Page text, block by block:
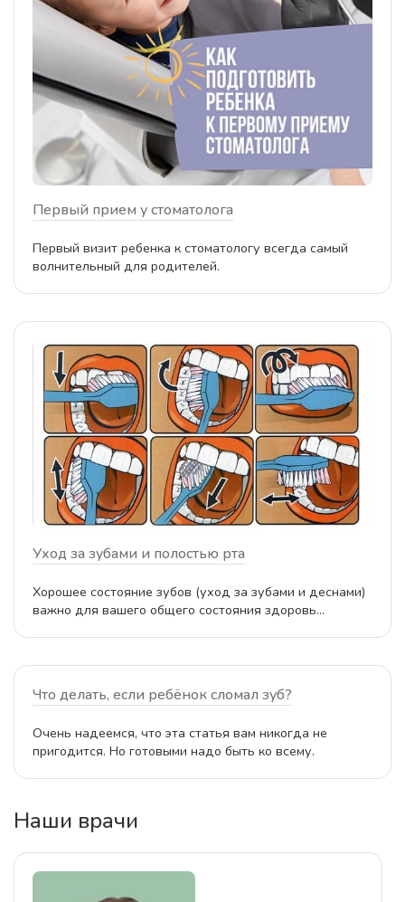
Первый прием у стоматолога
Первый визит ребенка к стоматологу всегда самый
волнительный для родителей.
Уход за зубами и полостью рта
Хорошее состояние зубов (уход за зубами и деснами)
важно для вашего общего состояния здоровь...
Что делать, если ребёнок сломал зуб?
Очень надеемся, что эта статья вам никогда не
пригодится. Но готовыми надо быть ко всему.
Наши врачи